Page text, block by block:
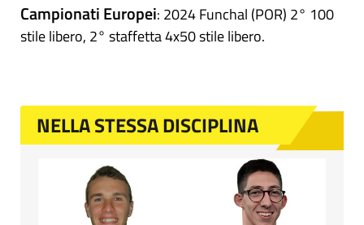
Campionati Europei: 2024 Funchal (POR) 2° 100
stile libero, 2° staffetta 4x50 stile libero.
NELLA STESSA DISCIPLINA